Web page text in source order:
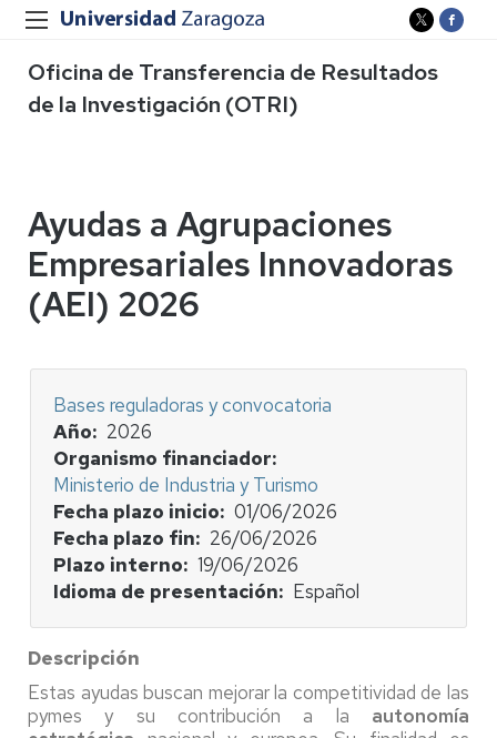
Oficina de Transferencia de Resultados
de la Investigación (OTRI)
Ayudas a Agrupaciones
Empresariales Innovadoras
(AEI) 2026
Bases reguladoras y convocatoria
Año
2026
Organismo financiador
Ministerio de Industria y Turismo
Fecha plazo inicio
01/06/2026
Fecha plazo fin
26/06/2026
Plazo interno
19/06/2026
Idioma de presentación
Español
Descripción
Estas ayudas buscan mejorar la competitividad de las
pymes y su contribución a la autonomía